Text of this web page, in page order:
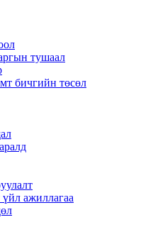
тушаал
бичгийн төсөл
ажиллагаа